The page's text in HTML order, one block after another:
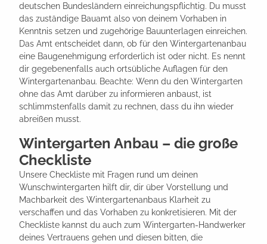
deutschen Bundesländern einreichungspflichtig. Du musst
das zuständige Bauamt also von deinem Vorhaben in
Kenntnis setzen und zugehörige Bauunterlagen einreichen.
Das Amt entscheidet dann, ob für den Wintergartenanbau
eine Baugenehmigung erforderlich ist oder nicht. Es nennt
dir gegebenenfalls auch ortsübliche Auflagen für den
Wintergartenanbau. Beachte: Wenn du den Wintergarten
ohne das Amt darüber zu informieren anbaust, ist
schlimmstenfalls damit zu rechnen, dass du ihn wieder
abreißen musst.
Wintergarten Anbau – die große
Checkliste
Unsere Checkliste mit Fragen rund um deinen
Wunschwintergarten hilft dir, dir über Vorstellung und
Machbarkeit des Wintergartenanbaus Klarheit zu
verschaffen und das Vorhaben zu konkretisieren. Mit der
Checkliste kannst du auch zum Wintergarten-Handwerker
deines Vertrauens gehen und diesen bitten, die